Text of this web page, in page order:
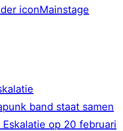
Mainstage
band staat samen
Eskalatie op 20 februari